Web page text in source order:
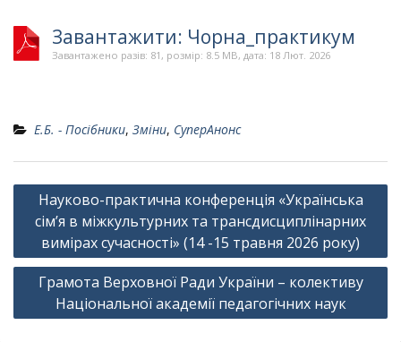
Завантажити: Чорна_практикум
Завантажено разів: 81, розмір: 8.5 MB, дата: 18 Лют. 2026
Е.Б. - Посібники, Зміни, СуперАнонс
Навігація
записів
Науково-практична конференція «Українська
сім’я в міжкультурних та трансдисциплінарних
вимірах сучасності» (14 -15 травня 2026 року)
Грамота Верховної Ради України – колективу
Національної академії педагогічних наук